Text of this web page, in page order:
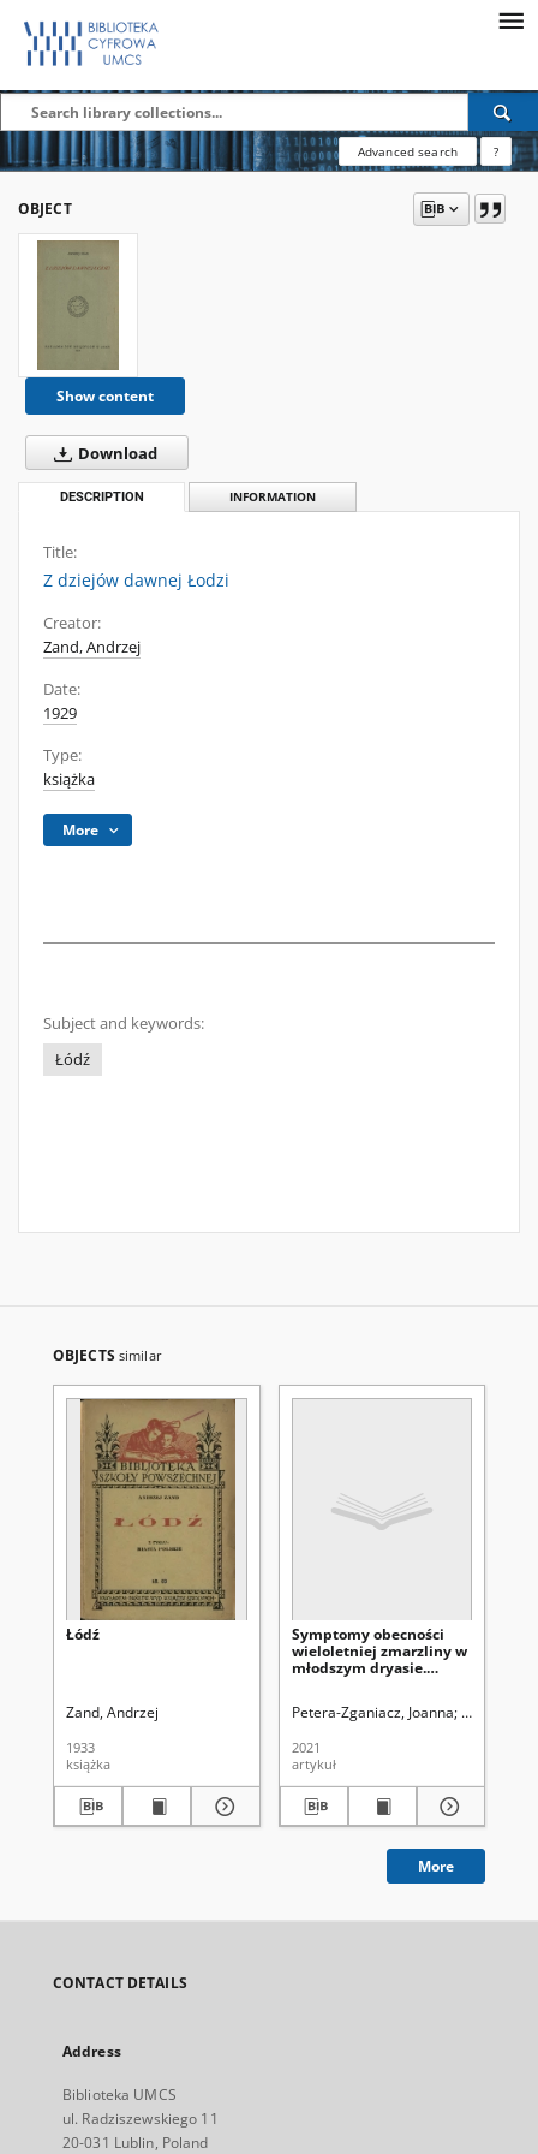
Advanced search ?
OBJECT
Show content
Download
DESCRIPTION INFORMATION
Title:
Z dziejów dawnej Łodzi
Creator:
Zand, Andrzej
Date:
1929
Type:
książka
More
Subject and keywords:
Łódź
OBJECTS similar
Łódź
Zand, Andrzej
1933
książka
Symptomy obecności
wieloletniej zmarzliny w
młodszym dryasie.
Petera-Zganiacz, Joanna
2021
artykuł
More
CONTACT DETAILS
Address
Biblioteka UMCS
ul. Radziszewskiego 11
20-031 Lublin, Poland